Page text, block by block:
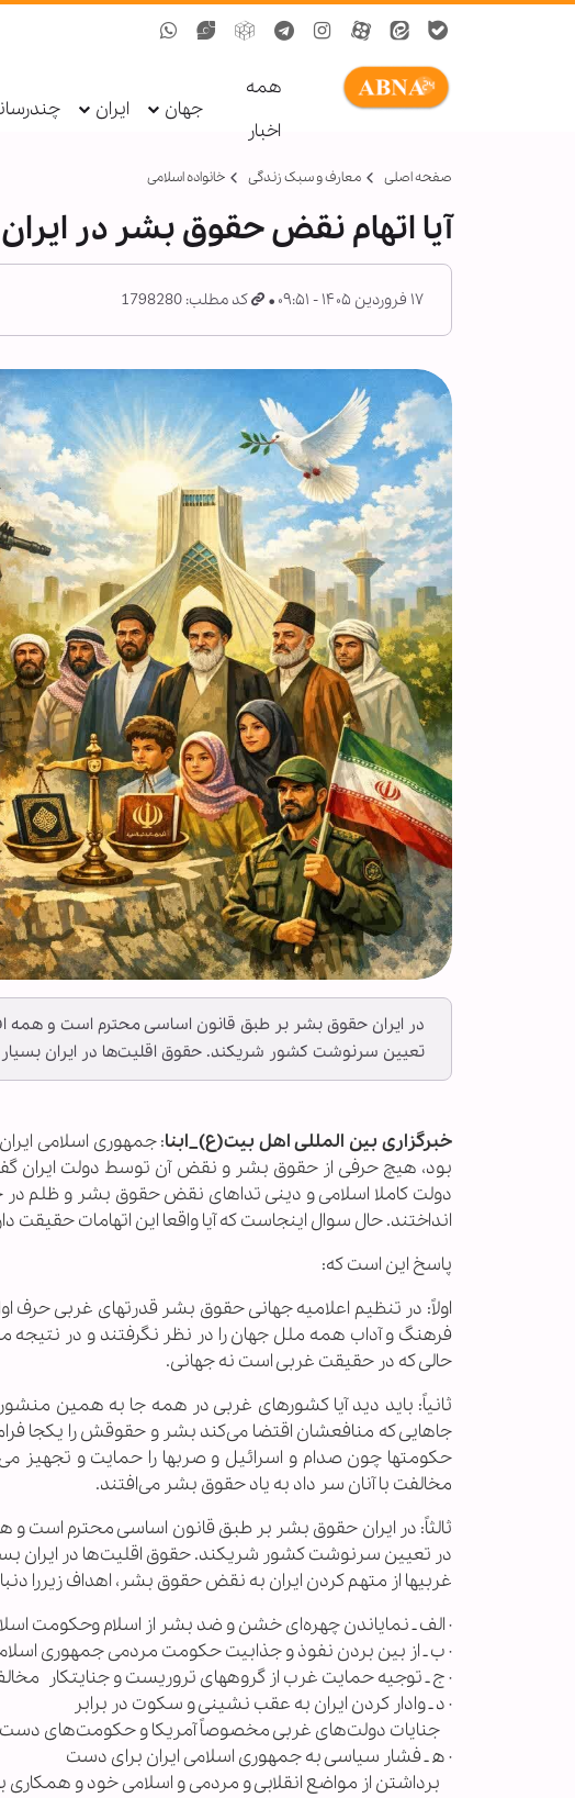
همه
اخبار
جهان ایران
صفحه اصلی معارف و سبک زندگی خانواده اسلامی
آیا اتهام نقض حقوق بشر در
۱۷ فروردین ۱۴۰۵ - ۰۹:۵۱ کد مطلب: 1798280
در ایران حقوق بشر بر طبق قانون اساسی محترم است و همه
تعیین سرنوشت کشور شریکند. حقوق اقلیت‌ها در ایران
خبرگزاری بین المللی اهل بیت(ع)_ابنا: جمهوری اسلامی
بود، هیچ حرفی از حقوق بشر و نقض آن توسط دولت ایران
دولت کاملا اسلامی و دینی تداهای نقض حقوق بشر و ظلم در
انداختند. حال سوال اینجاست که آیا واقعا این اتهامات
پاسخ این است که:
اولاً: در تنظیم اعلامیه جهانی حقوق بشر قدرتهای غربی حرف
فرهنگ و آداب همه ملل جهان را در نظر نگرفتند و در نتیجه
حالی که در حقیقت غربی است نه جهانی.
ثانیاً: باید دید آیا کشورهای غربی در همه جا به همین
جاهایی که منافعشان اقتضا می‌کند بشر و حقوقش را یکجا
حکومتها چون صدام و اسرائیل و صربها را حمایت و تجهیز
مخالفت با آنان سر داد به یاد حقوق بشر می‌افتند.
ثالثاً: در ایران حقوق بشر بر طبق قانون اساسی محترم است و
در تعیین سرنوشت کشور شریکند. حقوق اقلیت‌ها در ایران
غربیها از متهم کردن ایران به نقض حقوق بشر، اهداف زیررا
· الف ـ نمایاندن چهره‌ای خشن و ضد بشر از اسلام وحکومت
· ب ـ از بین بردن نفوذ و جذابیت حکومت مردمی جمهوری
· ج ـ توجیه حمایت غرب از گروههای تروریست و جنایتکار
· د ـ وادار کردن ایران به عقب نشینی و سکوت در برابر
جنایات دولت‌های غربی مخصوصاً آمریکا و حکومت‌های دست
· ه ـ فشار سیاسی به جمهوری اسلامی ایران برای دست
برداشتن از مواضع انقلابی و مردمی و اسلامی خود و